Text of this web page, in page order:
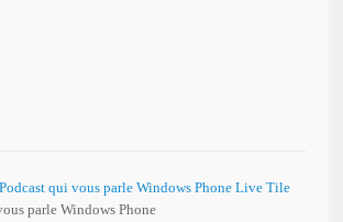
Live Tile
parle Windows Phone